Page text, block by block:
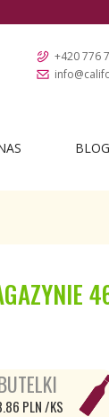
+420 776
BLOG
PLN /KS